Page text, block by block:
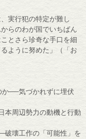
実行犯の特定が難し
らのわが国でいちばん
とさら珍奇な手口を細
ように努めた」（「お
──気づかれずに埋伏
周辺勢力の動機と行動
壊工作の「可能性」を